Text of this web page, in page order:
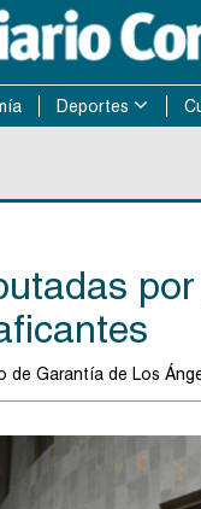
Deportes
de Garantía de Los